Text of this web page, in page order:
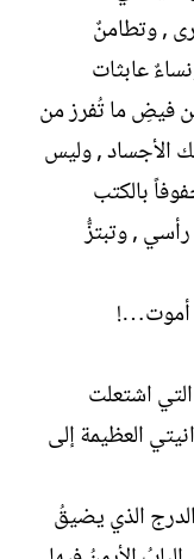
, وتطامنٌ
عابثات
فيضِ ما تُفرز من
الأجساد , وليس
بالكتب
, وتبتزُّ
أموت…!
اشتعلت
العظيمة إلى
الذي يضيقُ